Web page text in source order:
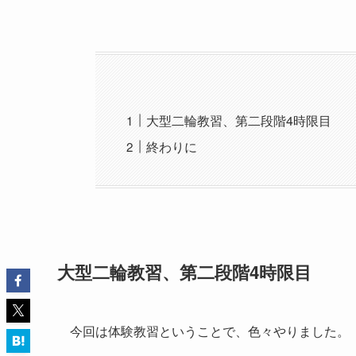
大型二輪教習、第二段階4時限目
終わりに
大型二輪教習、第二段階4時限目
今回は体験教習ということで、色々やりました。